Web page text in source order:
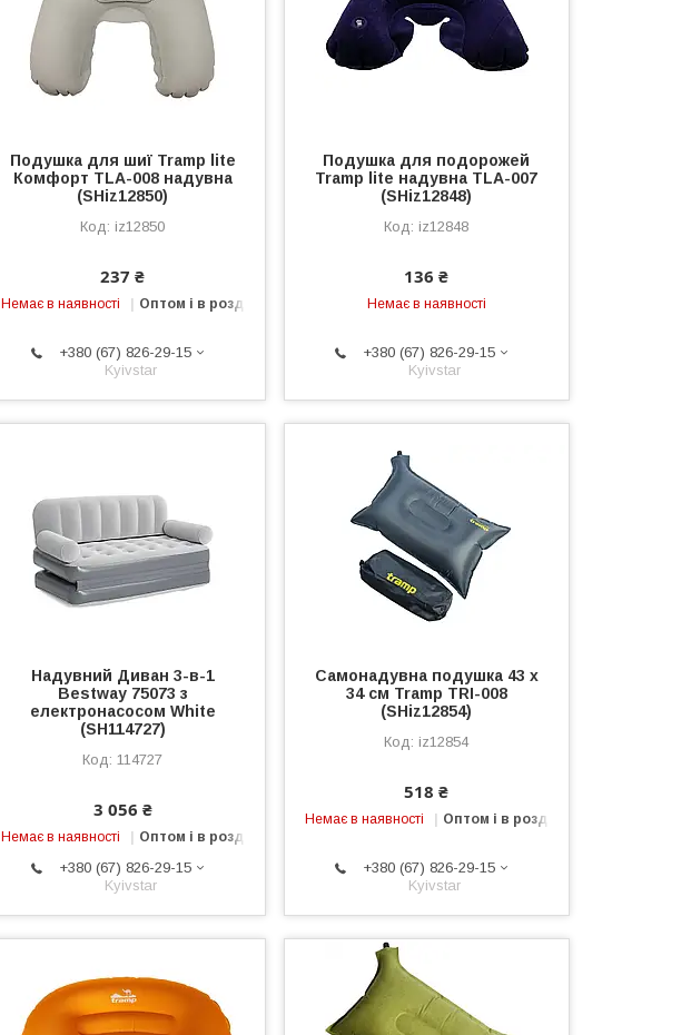
Подушка для шиї Tramp lite
Комфорт TLA-008 надувна
(SHiz12850)
iz12850
237 ₴
Немає в наявності Оптом і в роздріб
+380 (67) 826-29-15
Kyivstar
Подушка для подорожей
Tramp lite надувна TLA-007
(SHiz12848)
iz12848
136 ₴
Немає в наявності
+380 (67) 826-29-15
Kyivstar
Надувний Диван 3-в-1
Bestway 75073 з
електронасосом White
(SH114727)
114727
3 056 ₴
Немає в наявності Оптом і в роздріб
+380 (67) 826-29-15
Kyivstar
Самонадувна подушка 43 х
34 см Tramp TRI-008
(SHiz12854)
iz12854
518 ₴
Немає в наявності Оптом і в роздріб
+380 (67) 826-29-15
Kyivstar